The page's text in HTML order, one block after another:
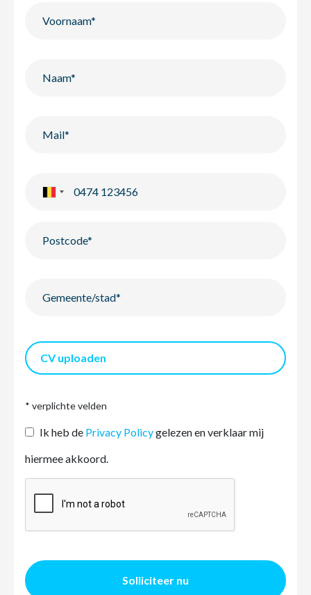
CV uploaden
* verplichte velden
Ik heb de Privacy Policygelezen en verklaar mij
hiermee akkoord.
Solliciteer nu